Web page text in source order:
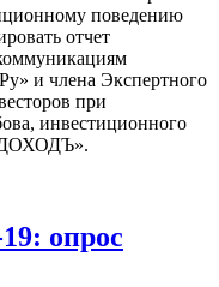
поведению
отчет
и члена Экспертного
при
инвестиционного
опрос